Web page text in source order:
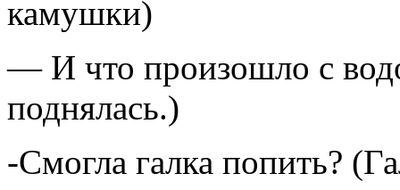
камушки)
— И что произошло с
поднялась.)
-Смогла галка попить?